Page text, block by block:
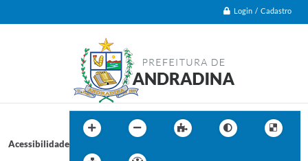
Login / Cadastro
Acessibilidade